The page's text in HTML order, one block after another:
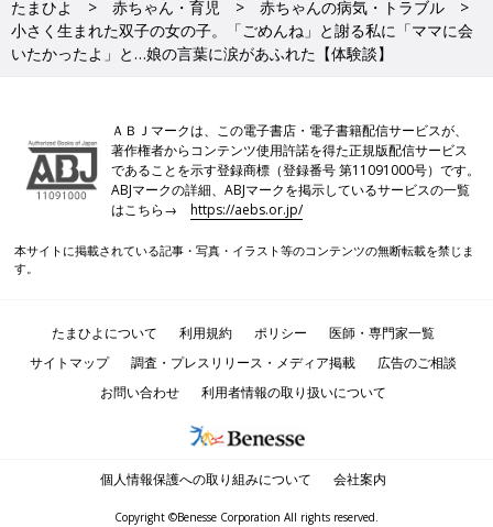
たまひよ 赤ちゃん・育児
赤ちゃんの病気・トラブル
小さく生まれた双子の女の子。「ごめんね」と謝る私に「ママに会
いたかったよ」と…娘の言葉に涙があふれた【体験談】
ＡＢＪマークは、この電子書店・電子書籍配信サービスが、
著作権者からコンテンツ使用許諾を得た正規版配信サービス
であることを示す登録商標（登録番号 第11091000号）です。
ABJマークの詳細、ABJマークを掲示しているサービスの一覧
はこちら→https://aebs.or.jp/
本サイトに掲載されている記事・写真・イラスト等のコンテンツの無断転載を禁じま
す。
たまひよについて 利用規約 ポリシー
医師・専門家一覧
サイトマップ
調査・プレスリリース・メディア掲載
広告のご相談
お問い合わせ
利用者情報の取り扱いについて
個人情報保護への取り組みについて 会社案内
Copyright ©Benesse Corporation All rights reserved.